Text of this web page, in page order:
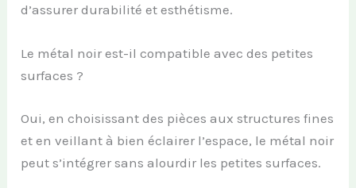
d’assurer durabilité et esthétisme.
Le métal noir est-il compatible avec des petites
surfaces ?
Oui, en choisissant des pièces aux structures fines
et en veillant à bien éclairer l’espace, le métal noir
peut s’intégrer sans alourdir les petites surfaces.